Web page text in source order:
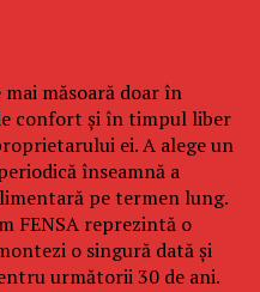
măsoară doar în
confort și în timpul liber
ei. A alege un
înseamnă a
pe termen lung.
FENSA reprezintă o
o singură dată și
următorii 30 de ani.